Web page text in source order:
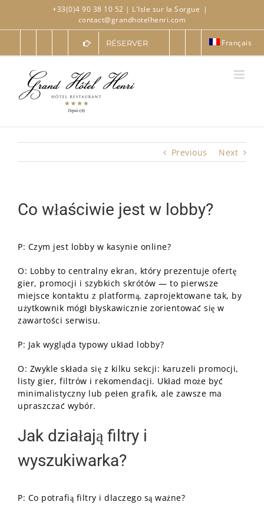
content
+33(0)4 90 38 10 52 | L'Isle sur la Sorgue |
contact@grandhotelhenri.com
RÉSERVER Français
Previous Next
Co właściwie jest w lobby?
P: Czym jest lobby w kasynie online?
O: Lobby to centralny ekran, który prezentuje ofertę
gier, promocji i szybkich skrótów — to pierwsze
miejsce kontaktu z platformą, zaprojektowane tak, by
użytkownik mógł błyskawicznie zorientować się w
zawartości serwisu.
P: Jak wygląda typowy układ lobby?
O: Zwykle składa się z kilku sekcji: karuzeli promocji,
listy gier, filtrów i rekomendacji. Układ może być
minimalistyczny lub pełen grafik, ale zawsze ma
upraszczać wybór.
Jak działają filtry i
wyszukiwarka?
P: Co potrafią filtry i dlaczego są ważne?